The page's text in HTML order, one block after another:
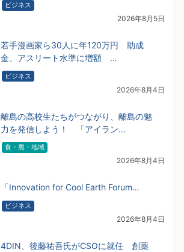
ビジネス
2026年8月5日
若手漫画家ら30人に年120万円 助成
金、アスリート水準に増額 …
ビジネス
2026年8月4日
離島の高校生たちがつながり、離島の魅
力を発信しよう！ 「アイラン…
食・農・地域
2026年8月4日
「Innovation for Cool Earth Forum…
ビジネス
2026年8月4日
4DIN、後藤祐吾氏がCSOに就任 創薬